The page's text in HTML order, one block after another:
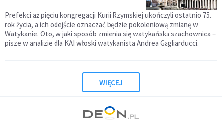
Prefekci aż pięciu kongregacji Kurii Rzymskiej ukończyli ostatnio 75.
rok życia, a ich odejście oznaczać będzie pokoleniową zmianę w
Watykanie. Oto, w jaki sposób zmienia się watykańska szachownica –
pisze w analizie dla KAI włoski watykanista Andrea Gagliarducci.
WIĘCEJ